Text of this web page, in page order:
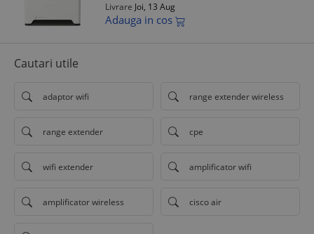
Livrare Joi, 13 Aug
Adauga in cos
Cautari utile
adaptor wifi range extender wireless
range extender cpe
wifi extender amplificator wifi
amplificator wireless cisco air